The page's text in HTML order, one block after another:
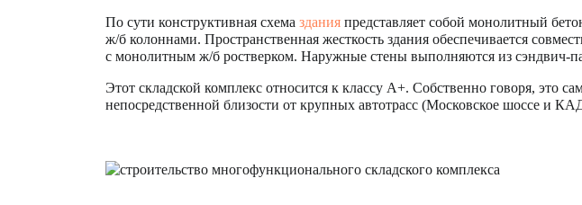
По сути конструктивная схема здания представляет собой монолитный
ж/б колоннами. Пространственная жесткость здания обеспечивается
с монолитным ж/б ростверком. Наружные стены выполняются из
Этот складской комплекс относится к классу А+. Собственно говоря, это
непосредственной близости от крупных автотрасс (Московское шоссе и